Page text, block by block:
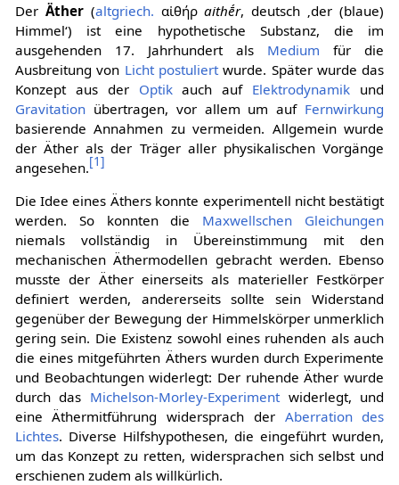
Der Äther(altgriech. αἰθήρ aithḗr,deutsch ‚der (blaue)
Himmel‘) ist eine hypothetische Substanz, die im
ausgehenden 17. Jahrhundert als Medium für die
Ausbreitung von Licht postuliertwurde. Später wurde das
Konzept aus der Optikauch auf Elektrodynamik und
Gravitationübertragen, vor allem um auf Fernwirkung
basierende Annahmen zu vermeiden. Allgemein wurde
der Äther als der Träger aller physikalischen Vorgänge
angesehen.[1]
Die Idee eines Äthers konnte experimentell nicht bestätigt
werden. So konnten die Maxwellschen Gleichungen
niemals vollständig in Übereinstimmung mit den
mechanischen Äthermodellen gebracht werden. Ebenso
musste der Äther einerseits als materieller Festkörper
definiert werden, andererseits sollte sein Widerstand
gegenüber der Bewegung der Himmelskörper unmerklich
gering sein. Die Existenz sowohl eines ruhenden als auch
die eines mitgeführten Äthers wurden durch Experimente
und Beobachtungen widerlegt: Der ruhende Äther wurde
durch das Michelson-Morley-Experiment widerlegt, und
eine Äthermitführung widersprach der Aberration des
Lichtes. Diverse Hilfshypothesen, die eingeführt wurden,
um das Konzept zu retten, widersprachen sich selbst und
erschienen zudem als willkürlich.